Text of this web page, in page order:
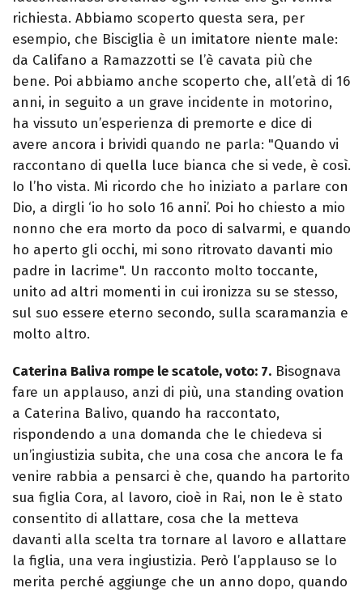
richiesta. Abbiamo scoperto questa sera, per
esempio, che Bisciglia è un imitatore niente male:
da Califano a Ramazzotti se l’è cavata più che
bene. Poi abbiamo anche scoperto che, all’età di 16
anni, in seguito a un grave incidente in motorino,
ha vissuto un’esperienza di premorte e dice di
avere ancora i brividi quando ne parla: "Quando vi
raccontano di quella luce bianca che si vede, è così.
Io l’ho vista. Mi ricordo che ho iniziato a parlare con
Dio, a dirgli ‘io ho solo 16 anni’. Poi ho chiesto a mio
nonno che era morto da poco di salvarmi, e quando
ho aperto gli occhi, mi sono ritrovato davanti mio
padre in lacrime". Un racconto molto toccante,
unito ad altri momenti in cui ironizza su se stesso,
sul suo essere eterno secondo, sulla scaramanzia e
molto altro.
Caterina Baliva rompe le scatole, voto: 7. Bisognava
fare un applauso, anzi di più, una standing ovation
a Caterina Balivo, quando ha raccontato,
rispondendo a una domanda che le chiedeva si
un’ingiustizia subita, che una cosa che ancora le fa
venire rabbia a pensarci è che, quando ha partorito
sua figlia Cora, al lavoro, cioè in Rai, non le è stato
consentito di allattare, cosa che la metteva
davanti alla scelta tra tornare al lavoro e allattare
la figlia, una vera ingiustizia. Però l’applauso se lo
merita perché aggiunge che un anno dopo, quando